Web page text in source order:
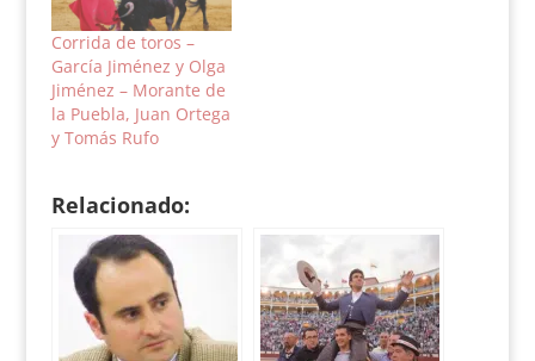
Corrida de toros –
García Jiménez y Olga
Jiménez – Morante de
la Puebla, Juan Ortega
y Tomás Rufo
Relacionado: